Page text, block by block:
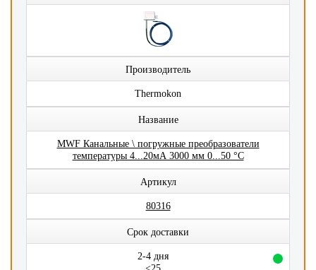
Производитель
Thermokon
Название
MWF Канальные \ погружные преобразователи
температуры 4...20мА 3000 мм 0...50 °C
Артикул
80316
Срок доставки
2-4 дня